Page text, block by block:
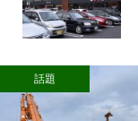
話題